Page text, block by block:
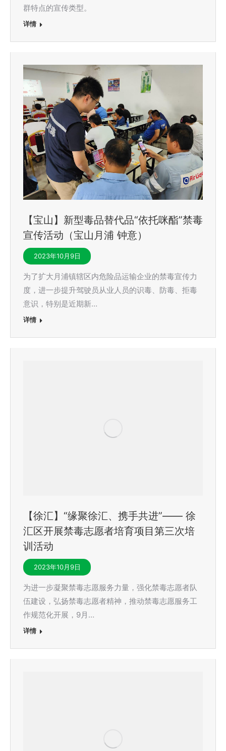
群特点的宣传类型。
详情
【宝山】新型毒品替代品“依托咪酯”禁毒
宣传活动（宝山月浦 钟意）
2023年10月9日
为了扩大月浦镇辖区内危险品运输企业的禁毒宣传力
度，进一步提升驾驶员从业人员的识毒、防毒、拒毒
意识，特别是近期新…
详情
【徐汇】“缘聚徐汇、携手共进”—— 徐
汇区开展禁毒志愿者培育项目第三次培
训活动
2023年10月9日
为进一步凝聚禁毒志愿服务力量，强化禁毒志愿者队
伍建设，弘扬禁毒志愿者精神，推动禁毒志愿服务工
作规范化开展，9月…
详情